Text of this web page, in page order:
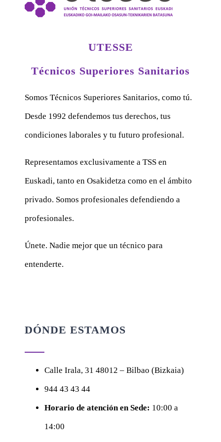
UTESSE
Técnicos Superiores Sanitarios
Somos Técnicos Superiores Sanitarios, como tú.
Desde 1992 defendemos tus derechos, tus
condiciones laborales y tu futuro profesional.
Representamos exclusivamente a TSS en
Euskadi, tanto en Osakidetza como en el ámbito
privado. Somos profesionales defendiendo a
profesionales.
Únete. Nadie mejor que un técnico para
entenderte.
DÓNDE ESTAMOS
Calle Irala, 31 48012 – Bilbao (Bizkaia)
944 43 43 44
Horario de atención en Sede: 10:00 a
14:00